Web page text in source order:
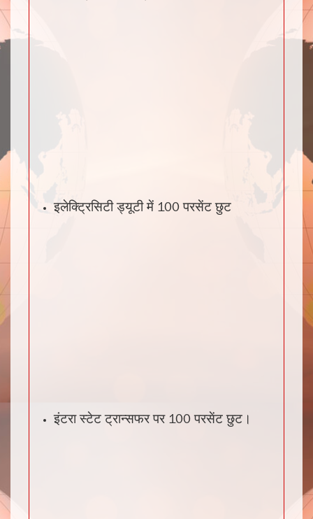
इलेक्ट्रिसिटी ड्यूटी में 100 परसेंट छुट
इंटरा स्टेट ट्रान्सफर पर 100 परसेंट छुट।